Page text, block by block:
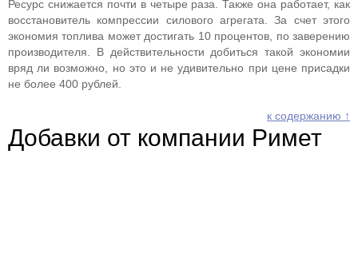
Ресурс снижается почти в четыре раза. Также она работает, как
восстановитель компрессии силового агрегата. За счет этого
экономия топлива может достигать 10 процентов, по заверению
производителя. В действительности добиться такой экономии
вряд ли возможно, но это и не удивительно при цене присадки
не более 400 рублей.
к содержанию ↑
Добавки от компании Римет